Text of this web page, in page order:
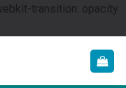
transition: opacity